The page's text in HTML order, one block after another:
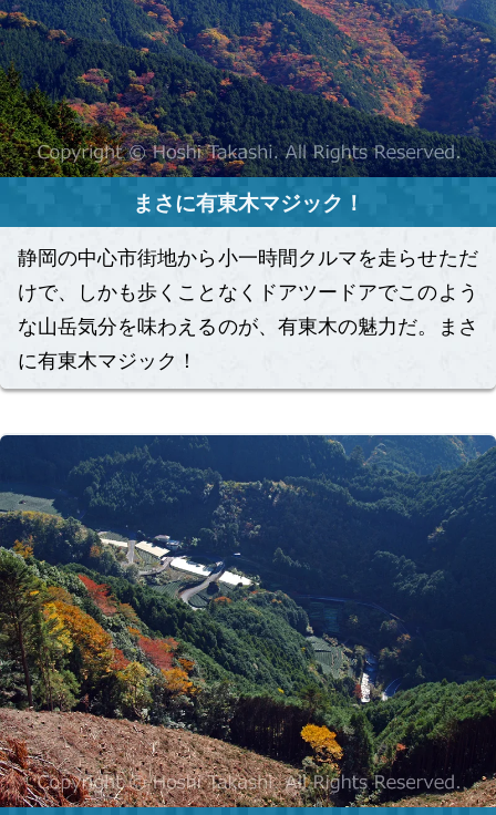
まさに有東木マジック！
静岡の中心市街地から小一時間クルマを走らせただ
けで、しかも歩くことなくドアツードアでこのよう
な山岳気分を味わえるのが、有東木の魅力だ。まさ
に有東木マジック！